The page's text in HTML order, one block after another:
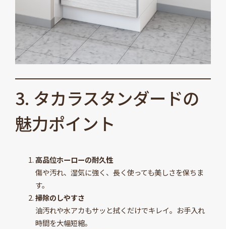
3. タカラスタンダードの
魅力ポイント
高品位ホーローの耐久性
傷や汚れ、湿気に強く、長く使っても美しさを保ちま
す。
掃除のしやすさ
油汚れや水アカもサッと拭くだけでキレイ。お手入れ
時間を大幅短縮。